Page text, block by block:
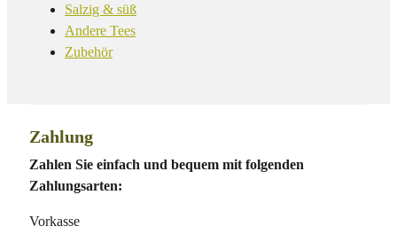
Salzig & süß
Andere Tees
Zubehör
Zahlung
Zahlen Sie einfach und bequem mit folgenden
Zahlungsarten:
Vorkasse